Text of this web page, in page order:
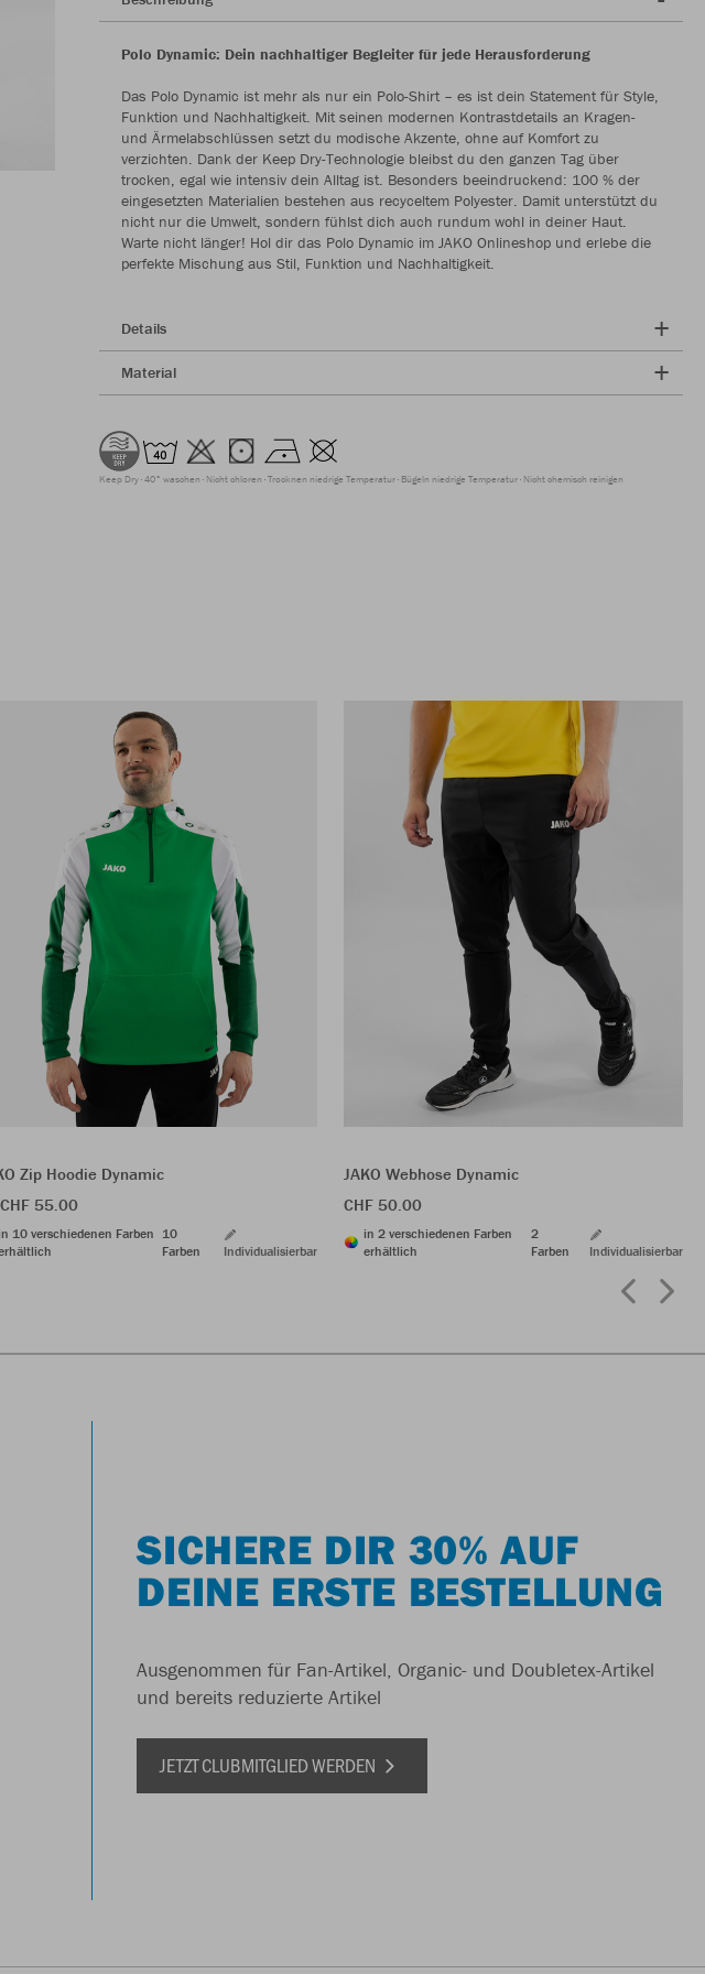
Polo Dynamic: Dein nachhaltiger Begleiter für jede Herausforderung
Das Polo Dynamic ist mehr als nur ein Polo-Shirt – es ist dein Statement für Style,
Funktion und Nachhaltigkeit. Mit seinen modernen Kontrastdetails an Kragen-
und Ärmelabschlüssen setzt du modische Akzente, ohne auf Komfort zu
verzichten. Dank der Keep Dry-Technologie bleibst du den ganzen Tag über
trocken, egal wie intensiv dein Alltag ist. Besonders beeindruckend: 100 % der
eingesetzten Materialien bestehen aus recyceltem Polyester. Damit unterstützt du
nicht nur die Umwelt, sondern fühlst dich auch rundum wohl in deiner Haut.
Warte nicht länger! Hol dir das Polo Dynamic im JAKO Onlineshop und erlebe die
perfekte Mischung aus Stil, Funktion und Nachhaltigkeit.
Details
Material
Keep Dry 40° waschen Nicht chloren Trocknen niedrige Temperatur Bügeln niedrige Temperatur Nicht chemisch reinigen
Zip Hoodie Dynamic
55.00
in 10 verschiedenen Farben 10
Farben
Individualisierbar
JAKO Webhose Dynamic
CHF 50.00
in 2 verschiedenen Farben
erhältlich
2
Farben
Individualisierbar
SICHERE DIR 30% AUF
DEINE ERSTE BESTELLUNG
Ausgenommen für Fan-Artikel, Organic- und Doubletex-Artikel
und bereits reduzierte Artikel
JETZT CLUBMITGLIED WERDEN